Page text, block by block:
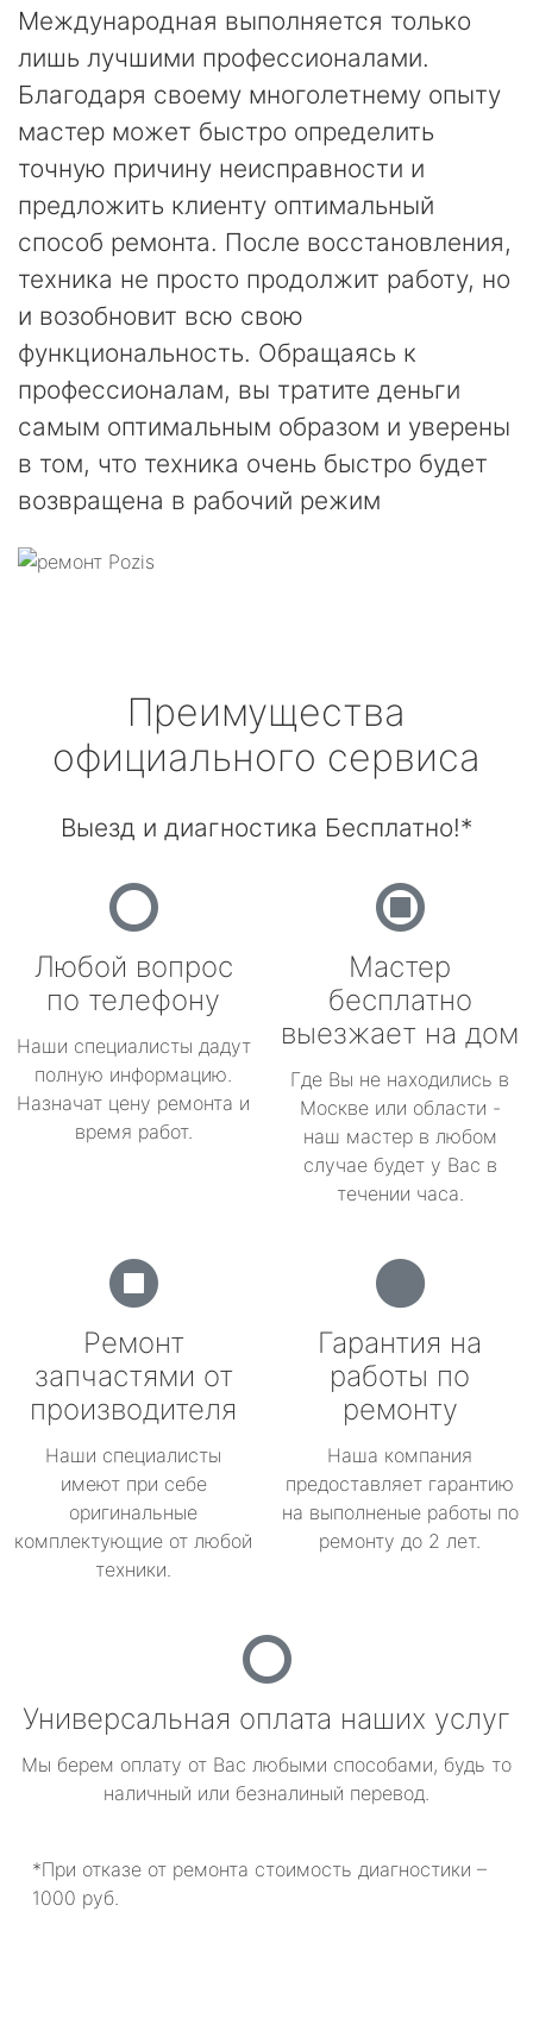
Международная выполняется только
лишь лучшими профессионалами.
Благодаря своему многолетнему опыту
мастер может быстро определить
точную причину неисправности и
предложить клиенту оптимальный
способ ремонта. После восстановления,
техника не просто продолжит работу, но
и возобновит всю свою
функциональность. Обращаясь к
профессионалам, вы тратите деньги
самым оптимальным образом и уверены
в том, что техника очень быстро будет
возвращена в рабочий режим
Преимущества
официального сервиса
Выезд и диагностика Бесплатно!*
Любой вопрос
по телефону
Наши специалисты дадут
полную информацию.
Назначат цену ремонта и
время работ.
Мастер
бесплатно
выезжает на дом
Где Вы не находились в
Москве или области -
наш мастер в любом
случае будет у Вас в
течении часа.
Ремонт
запчастями от
производителя
Наши специалисты
имеют при себе
оригинальные
комплектующие от любой
техники.
Гарантия на
работы по
ремонту
Наша компания
предоставляет гарантию
на выполненые работы по
ремонту до 2 лет.
Универсальная оплата наших услуг
Мы берем оплату от Вас любыми способами, будь то
наличный или безналиный перевод.
*При отказе от ремонта стоимость диагностики –
1000 руб.